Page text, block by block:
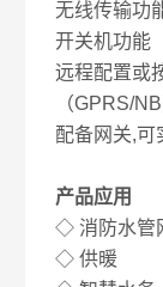
无线传输功
开关机功能
远程配置或
（GPRS/NB
配备网关,可
产品应用
◇ 消防水管
◇ 供暖